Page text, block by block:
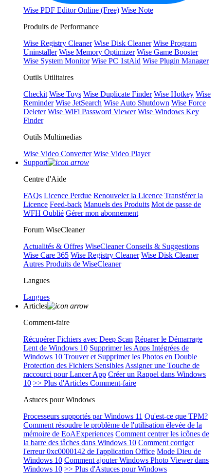
Wise PDF Editor Online (Free) Wise Note
Produits de Performance
Wise Registry Cleaner Wise Disk Cleaner Wise Program
Uninstaller Wise Memory Optimizer Wise Game Booster
Wise System Monitor Wise PC 1stAid Wise Plugin Manager
Outils Utilitaires
Checkit Wise Toys Wise Duplicate Finder Wise Hotkey Wise
Reminder Wise JetSearch Wise Auto Shutdown Wise Force
Deleter Wise WiFi Password Viewer Wise Windows Key
Finder
Outils Multimedias
Wise Video Converter Wise Video Player
Support
Centre d'Aide
FAQs Licence Perdue Renouveler la Licence Transférer la
Licence Feed-back Manuels des Produits Mot de passe de
WFH Oublié Gérer mon abonnement
Forum WiseCleaner
Actualités & Offres WiseCleaner Conseils & Suggestions
Wise Care 365 Wise Registry Cleaner Wise Disk Cleaner
Autres Produits de WiseCleaner
Langues
Langues
Articles
Comment-faire
Récupérer Fichiers avec Deep Scan Réparer le Démarrage
Lent de Windows 10 Supprimer les Apps Intégrées de
Windows 10 Trouver et Supprimer les Photos en Double
Protection des Fichiers Sensibles Assigner une Touche de
raccourci pour Lancer App Créer un Rappel dans Windows
10 >> Plus d'Articles Comment-faire
Astuces pour Windows
Processeurs supportés par Windows 11 Qu'est-ce que TPM?
Comment résoudre le problème de l'utilisation élevée de la
mémoire de EoAExperiences Comment centrer les icônes de
la barre des tâches dans Windows 10 Comment corriger
l'erreur 0xc0000142 de l'application Office Mode Dieu de
Windows 10 Comment ajouter Windows Photo Viewer dans
Windows 10 >> Plus d'Astuces pour Windows